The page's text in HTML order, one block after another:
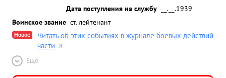
Дата поступления на службу
__.__.1939
Воинское звание ст. лейтенант
Новое
Читать об этих событиях в журнале боевых действий
части
Ещё